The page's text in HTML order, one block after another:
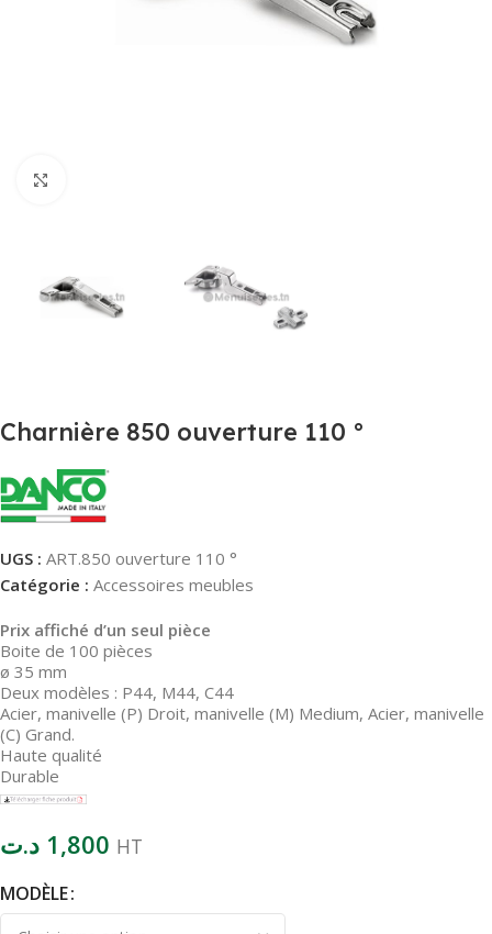
Charnière 850 ouverture 110 °
UGS : ART.850 ouverture 110 °
Catégorie : Accessoires meubles
Prix affiché d’un seul pièce
Boite de 100 pièces
ø 35 mm
Deux modèles : P44, M44, C44
Acier, manivelle (P) Droit, manivelle (M) Medium, Acier, manivelle
(C) Grand.
Haute qualité
Durable
1,800 د.ت HT
MODÈLE